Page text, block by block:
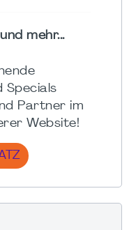
mehr...
Specials
Partner im
Website!